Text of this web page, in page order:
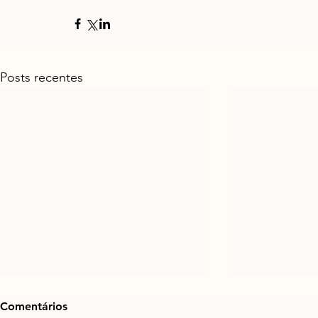
Posts recentes
Comentários